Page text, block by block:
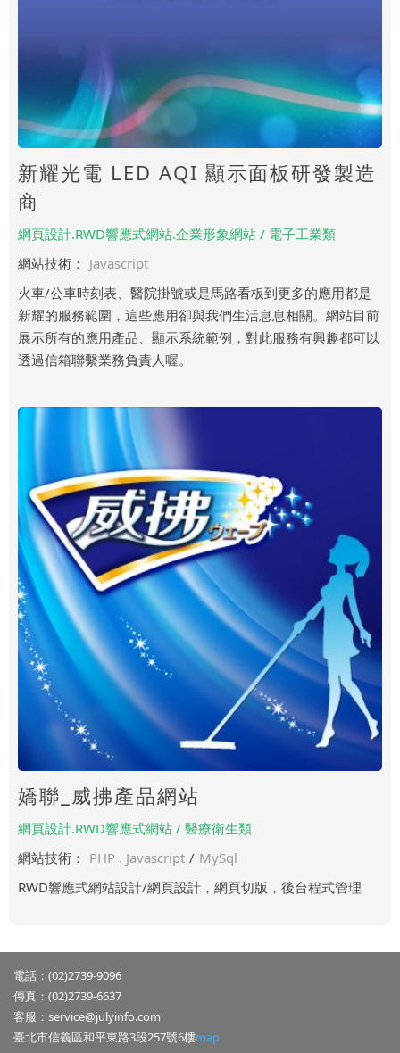
新耀光電 LED AQI 顯示面板研發製造
商
網頁設計.RWD響應式網站.企業形象網站 / 電子工業類
網站技術： Javascript
火車/公車時刻表、醫院掛號或是馬路看板到更多的應用都是
新耀的服務範圍，這些應用卻與我們生活息息相關。網站目前
展示所有的應用產品、顯示系統範例，對此服務有興趣都可以
透過信箱聯繫業務負責人喔。
嬌聯_威拂產品網站
網頁設計.RWD響應式網站 / 醫療衛生類
網站技術： PHP . Javascript / MySql
RWD響應式網站設計/網頁設計，網頁切版，後台程式管理
電話：(02)2739-9096
傳真：(02)2739-6637
客服： service@julyinfo.com
臺北市信義區和平東路3段257號6樓map